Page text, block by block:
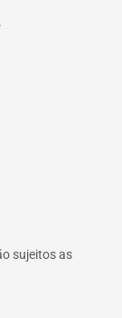
sujeitos as